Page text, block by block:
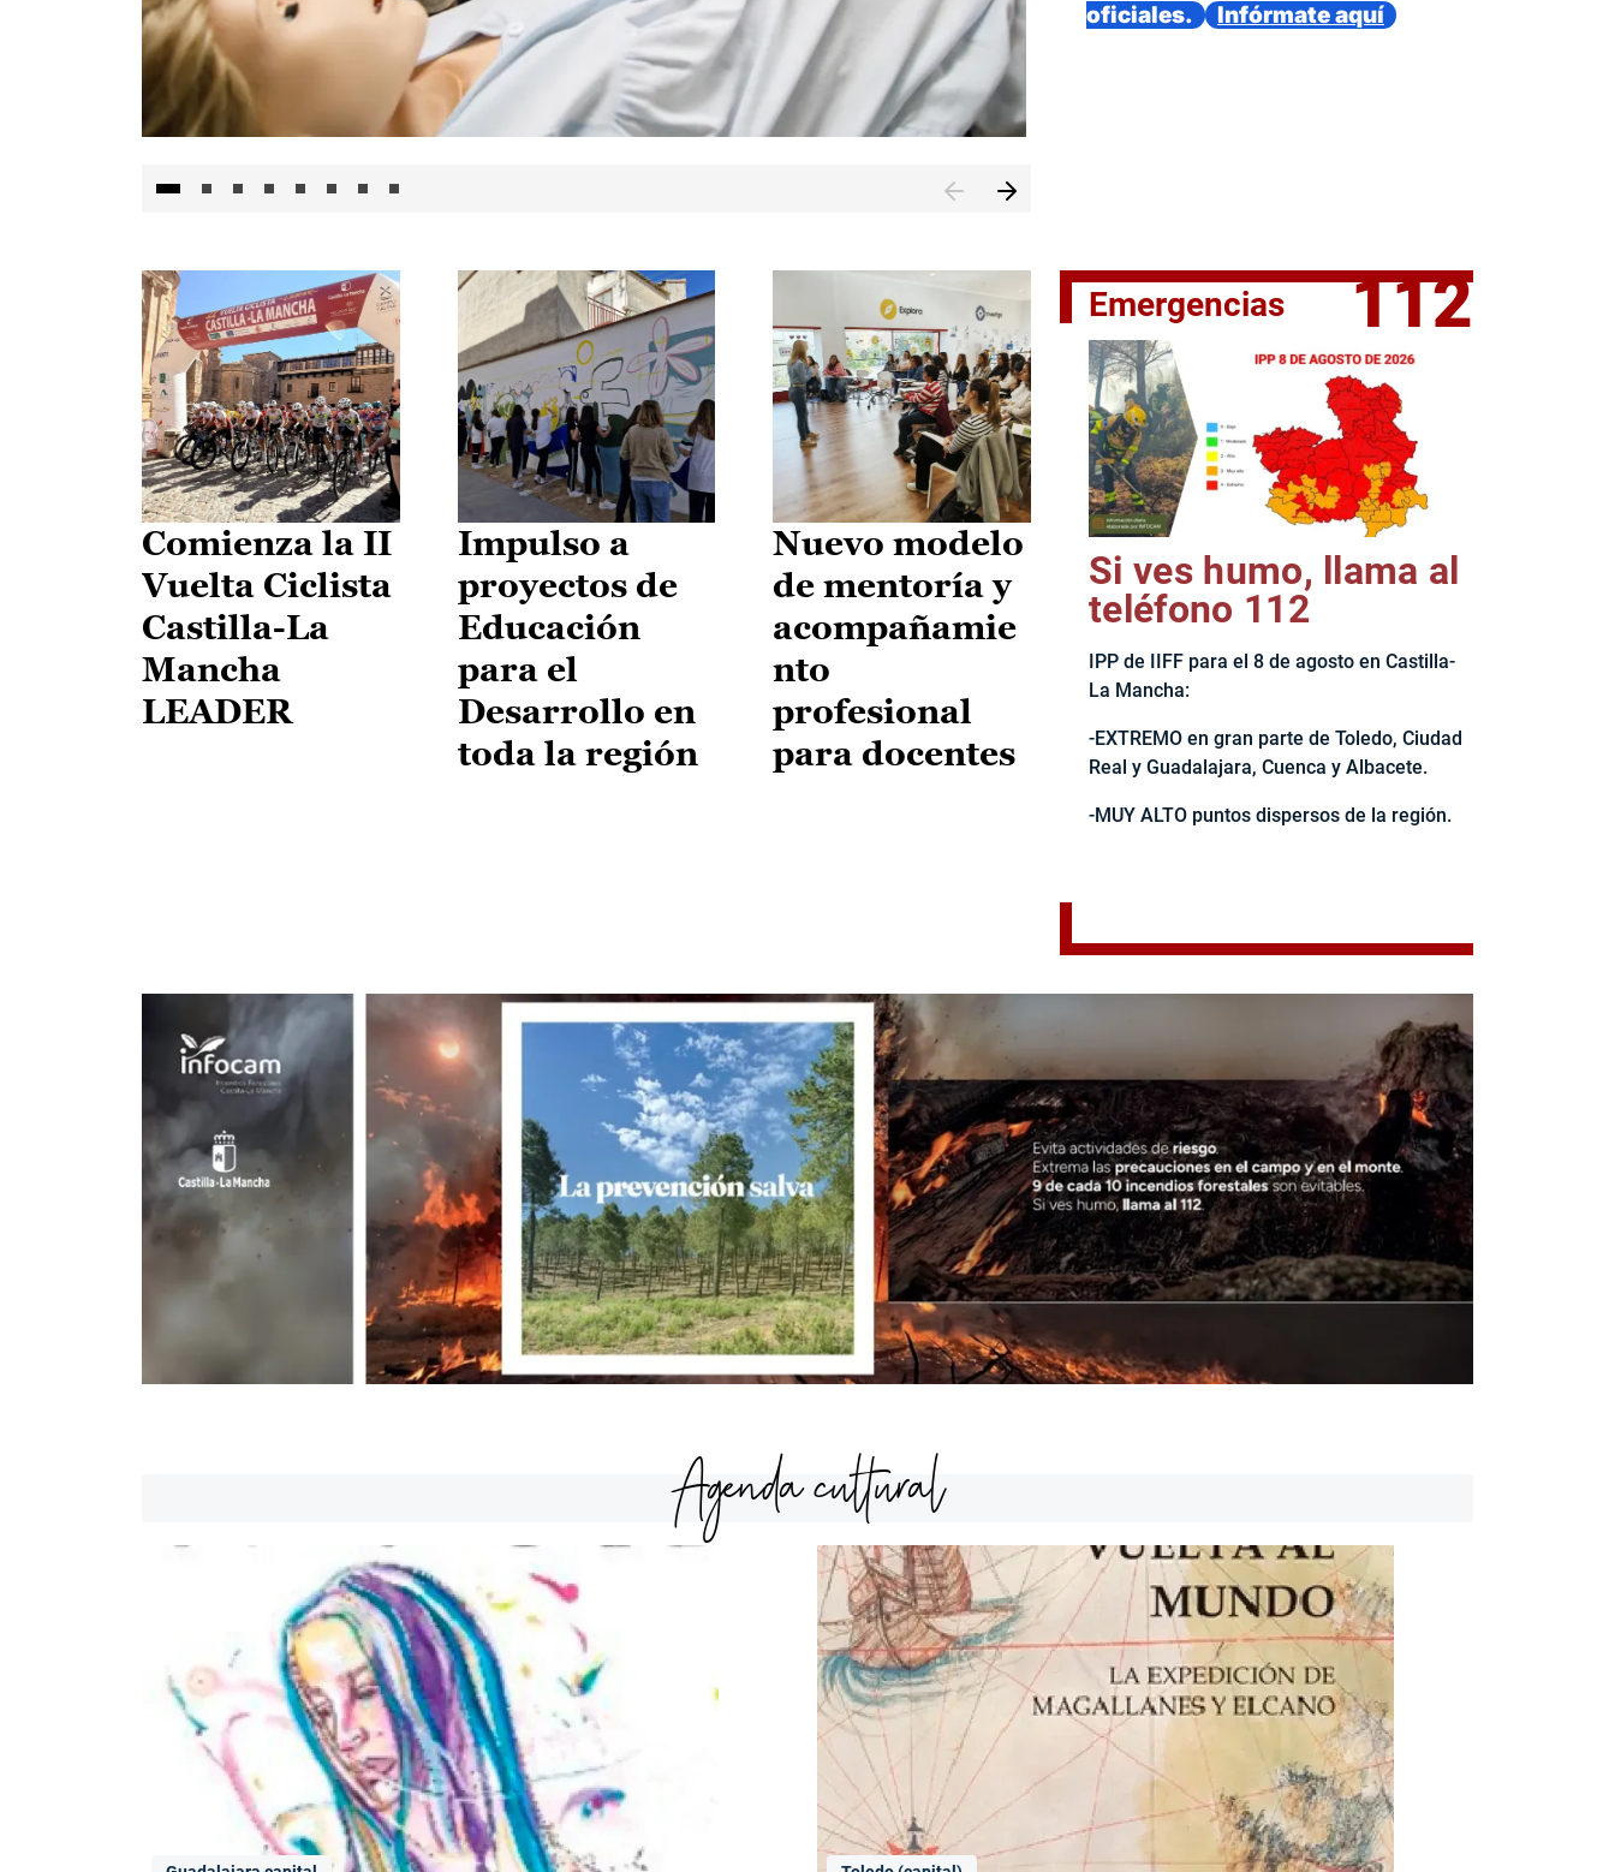
El jefe del Ejecutivo castellanomanchego, Emiliano García-
oficiales.
Infórmate aquí
Comienza la II
Vuelta Ciclista
Castilla-La
Mancha
LEADER
Impulso a
proyectos de
Educación
para el
Desarrollo en
toda la región
Nuevo modelo
de mentoría y
acompañamie
nto
profesional
para docentes
Emergencias 112
Si ves humo, llama al
teléfono 112
IPP de IIFF para el 8 de agosto en Castilla-
La Mancha:
-EXTREMO en gran parte de Toledo, Ciudad
Real y Guadalajara, Cuenca y Albacete.
-MUY ALTO puntos dispersos de la región.
Agenda cultural